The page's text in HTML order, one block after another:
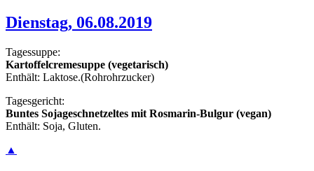
Dienstag, 06.08.2019
Tagessuppe:
Kartoffelcremesuppe (vegetarisch)
Enthält: Laktose.(Rohrohrzucker)
Tagesgericht:
Buntes Sojageschnetzeltes mit Rosmarin-Bulgur (vegan)
Enthält: Soja, Gluten.
▲